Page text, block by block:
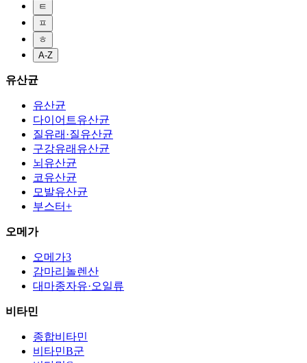
ㅌ
ㅍ
ㅎ
A-Z
유산균
유산균
다이어트유산균
질유래·질유산균
구강유래유산균
뇌유산균
코유산균
모발유산균
부스터+
오메가
오메가3
감마리놀렌산
대마종자유·오일류
비타민
종합비타민
비타민B군